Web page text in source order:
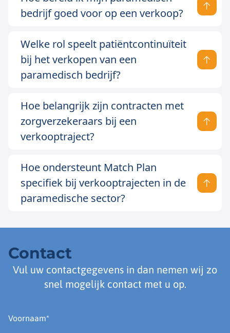
bedrijf goed voor op een verkoop?
Welke rol speelt patiëntcontinuïteit
bij het verkopen van een
paramedisch bedrijf?
Hoe belangrijk zijn contracten met
zorgverzekeraars bij een
verkooptraject?
Hoe ondersteunt Match Plan
specifiek bij verkooptrajecten in de
paramedische sector?
Contact
Vul uw contactgegevens in dan nemen wij zo
snel mogelijk contact met u op.